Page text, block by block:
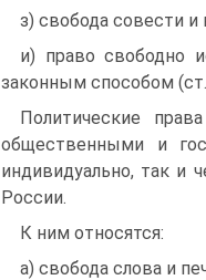
з) свобода совести и
и) право свободно
законным способом
Политические
общественными и
индивидуально, так и
России.
К ним относятся:
а) свобода слова и